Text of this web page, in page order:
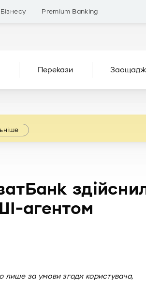
Бізнесу Premium Banking
Перекази
агентом
лише за умови згоди користувача,